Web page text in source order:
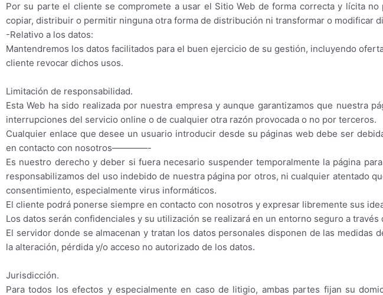
Por su parte el cliente se compromete a usar el Sitio Web de forma correcta y lícita
copiar, distribuir o permitir ninguna otra forma de distribución ni transformar o modificar
-Relativo a los datos:
Mantendremos los datos facilitados para el buen ejercicio de su gestión, incluyendo
cliente revocar dichos usos.
Limitación de responsabilidad.
Esta Web ha sido realizada por nuestra empresa y aunque garantizamos que nuestra
interrupciones del servicio online o de cualquier otra razón provocada o no por terceros.
Cualquier enlace que desee un usuario introducir desde su páginas web debe ser
en contacto con nosotros————-
Es nuestro derecho y deber si fuera necesario suspender temporalmente la página
responsabilizamos del uso indebido de nuestra página por otros, ni cualquier atentado
consentimiento, especialmente virus informáticos.
El cliente podrá ponerse siempre en contacto con nosotros y expresar libremente sus
Los datos serán confidenciales y su utilización se realizará en un entorno seguro a
El servidor donde se almacenan y tratan los datos personales disponen de las medidas
la alteración, pérdida y/o acceso no autorizado de los datos.
Jurisdicción.
Para todos los efectos y especialmente en caso de litigio, ambas partes fijan su